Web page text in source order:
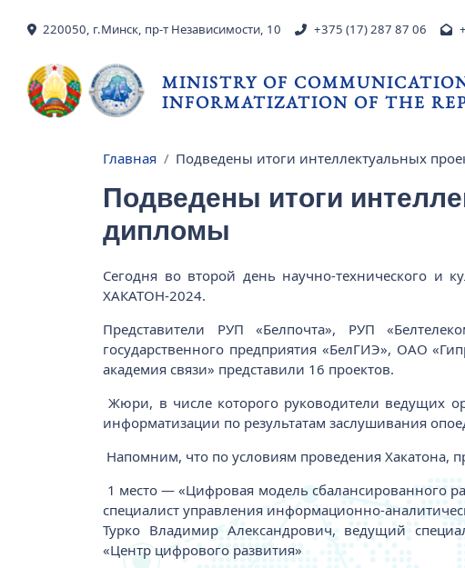
220050, г.Минск, пр-т Независимости, 10 +375 (17) 287 87 06
MINISTRY OF
INFORMATIZATION OF THE
Breadcrumb
Главная Подведены итоги интеллектуальных
Подведены итоги
дипломы
Сегодня во второй день научно-технического и
ХАКАТОН-2024.
Представители РУП «Белпочта», РУП
государственного предприятия «БелГИЭ», ОАО
академия связи» представили 16 проектов.
Жюри, в числе которого руководители ведущих
информатизации по результатам заслушивания
Напомним, что по условиям проведения Хакатона,
1 место — «Цифровая модель сбалансированного
специалист управления информационно-
Турко Владимир Александрович, ведущий
«Центр цифрового развития»